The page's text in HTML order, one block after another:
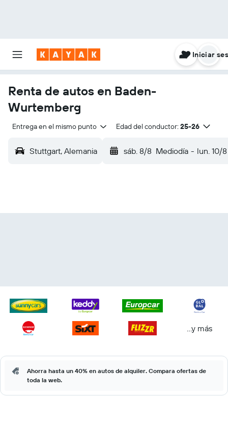
Iniciar
Renta de autos en Baden-
Wurtemberg
Entrega en el mismo punto Edad del conductor: 25-26
Stuttgart, Alemania sáb. 8/8 Mediodía - lun. 10/8
...y más
Ahorra hasta un 40% en autos de alquiler. Compara ofertas de
toda la web.